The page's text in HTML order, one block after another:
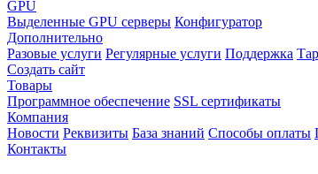
GPU
Выделенные GPU серверы Конфигуратор
Дополнительно
Разовые услуги Регулярные услуги Поддержка
Создать сайт
Товары
Программное обеспечение SSL сертификаты
Компания
Новости Реквизиты База знаний Способы оплаты
Контакты